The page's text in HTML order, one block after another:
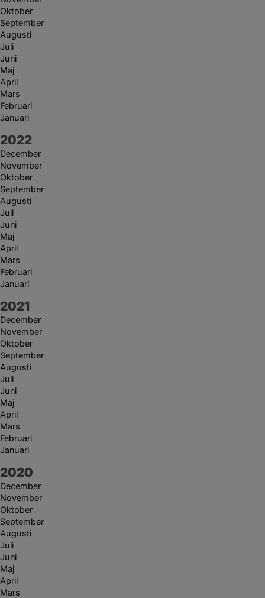
Oktober
September
Augusti
Juli
Juni
Maj
April
Mars
Februari
Januari
År:
2022
December
November
Oktober
September
Augusti
Juli
Juni
Maj
April
Mars
Februari
Januari
År:
2021
December
November
Oktober
September
Augusti
Juli
Juni
Maj
April
Mars
Februari
Januari
År:
2020
December
November
Oktober
September
Augusti
Juli
Juni
Maj
April
Mars